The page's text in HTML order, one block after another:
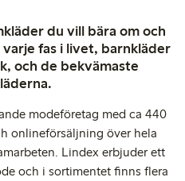
du vill bära om och
fas i livet, barnkläder
och de bekvämaste
modeföretag med ca 440
onlineförsäljning över hela
Lindex erbjuder ett
och i sortimentet finns flera